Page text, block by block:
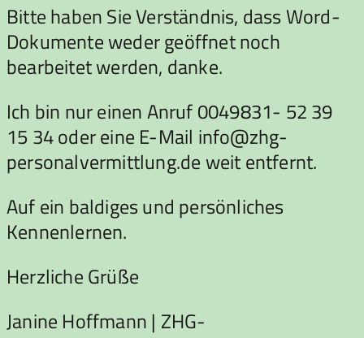
Bitte haben Sie Verständnis, dass Word-
Dokumente weder geöffnet noch
bearbeitet werden, danke.
Ich bin nur einen Anruf 0049831- 52 39
15 34 oder eine E-Mail info@zhg-
personalvermittlung.de weit entfernt.
Auf ein baldiges und persönliches
Kennenlernen.
Herzliche Grüße
Janine Hoffmann | ZHG-